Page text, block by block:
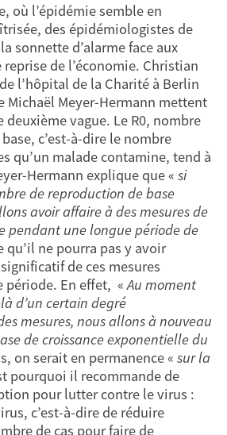
où l’épidémie semble en
des épidémiologistes de
sonnette d’alarme face aux
de l’économie. Christian
l’hôpital de la Charité à Berlin
Michaël Meyer-Hermann mettent
deuxième vague. Le R0, nombre
c’est-à-dire le nombre
qu’un malade contamine, tend à
Hermann explique que « si
de reproduction de base
avoir affaire à des mesures de
pendant une longue période de
qu’il ne pourra pas y avoir
de ces mesures
période. En effet, «Au moment
d’un certain degré
mesures, nous allons à nouveau
de croissance exponentielle du
on serait en permanence « sur la
pourquoi il recommande de
pour lutter contre le virus :
c’est-à-dire de réduire
de cas pour faire de